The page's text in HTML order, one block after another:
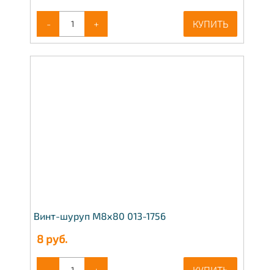
- + КУПИТЬ
Винт-шуруп М8х80 013-1756
8 руб.